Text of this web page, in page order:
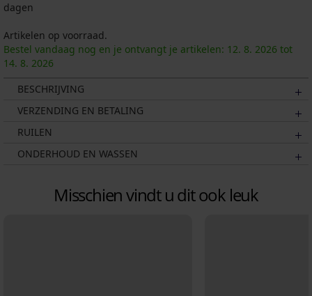
dagen
Artikelen op voorraad.
Bestel vandaag nog en je ontvangt je artikelen: 12. 8. 2026 tot
14. 8. 2026
BESCHRIJVING
VERZENDING EN BETALING
RUILEN
ONDERHOUD EN WASSEN
Misschien vindt u dit ook leuk